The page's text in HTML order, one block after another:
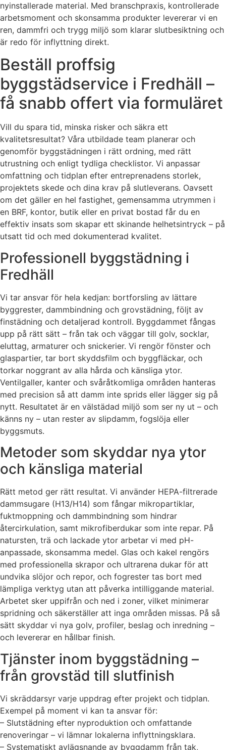
nyinstallerade material. Med branschpraxis, kontrollerade
arbetsmoment och skonsamma produkter levererar vi en
ren, dammfri och trygg miljö som klarar slutbesiktning och
är redo för inflyttning direkt.
Beställ proffsig
byggstädservice i Fredhäll –
få snabb offert via formuläret
Vill du spara tid, minska risker och säkra ett
kvalitetsresultat? Våra utbildade team planerar och
genomför byggstädningen i rätt ordning, med rätt
utrustning och enligt tydliga checklistor. Vi anpassar
omfattning och tidplan efter entreprenadens storlek,
projektets skede och dina krav på slutleverans. Oavsett
om det gäller en hel fastighet, gemensamma utrymmen i
en BRF, kontor, butik eller en privat bostad får du en
effektiv insats som skapar ett skinande helhetsintryck – på
utsatt tid och med dokumenterad kvalitet.
Professionell byggstädning i
Fredhäll
Vi tar ansvar för hela kedjan: bortforsling av lättare
byggrester, dammbindning och grovstädning, följt av
finstädning och detaljerad kontroll. Byggdammet fångas
upp på rätt sätt – från tak och väggar till golv, socklar,
eluttag, armaturer och snickerier. Vi rengör fönster och
glaspartier, tar bort skyddsfilm och byggfläckar, och
torkar noggrant av alla hårda och känsliga ytor.
Ventilgaller, kanter och svåråtkomliga områden hanteras
med precision så att damm inte sprids eller lägger sig på
nytt. Resultatet är en välstädad miljö som ser ny ut – och
känns ny – utan rester av slipdamm, fogslöja eller
byggsmuts.
Metoder som skyddar nya ytor
och känsliga material
Rätt metod ger rätt resultat. Vi använder HEPA-filtrerade
dammsugare (H13/H14) som fångar mikropartiklar,
fuktmoppning och dammbindning som hindrar
återcirkulation, samt mikrofiberdukar som inte repar. På
natursten, trä och lackade ytor arbetar vi med pH-
anpassade, skonsamma medel. Glas och kakel rengörs
med professionella skrapor och ultrarena dukar för att
undvika slöjor och repor, och fogrester tas bort med
lämpliga verktyg utan att påverka intilliggande material.
Arbetet sker uppifrån och ned i zoner, vilket minimerar
spridning och säkerställer att inga områden missas. På så
sätt skyddar vi nya golv, profiler, beslag och inredning –
och levererar en hållbar finish.
Tjänster inom byggstädning –
från grovstäd till slutfinish
Vi skräddarsyr varje uppdrag efter projekt och tidplan.
Exempel på moment vi kan ta ansvar för:
– Slutstädning efter nyproduktion och omfattande
renoveringar – vi lämnar lokalerna inflyttningsklara.
– Systematiskt avlägsnande av byggdamm från tak,